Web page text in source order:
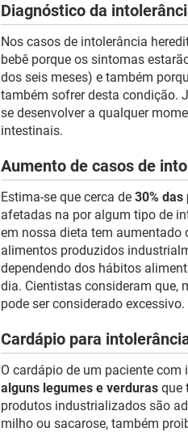
Diagnóstico da
Nos casos de intolerância
bebê porque os sintomas
dos seis meses) e também
também sofrer desta condição.
se desenvolver a qualquer
intestinais.
Aumento de casos de
Estima-se que cerca de 30% das
afetadas na por algum tipo de
em nossa dieta tem
alimentos produzidos
dependendo dos hábitos
dia. Cientistas consideram que,
pode ser considerado excessivo.
Cardápio para
O cardápio de um paciente
alguns legumes e verduras que
produtos industrializados são
milho ou sacarose, também